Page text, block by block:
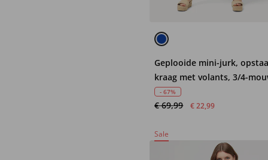
Geplooide mini-jurk,
kraag met volants, 3/4-
dubbellaags
- 67%
€ 69,99 € 22,99
Sale